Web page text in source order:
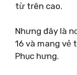
từ trên cao.
Nhưng đây là
16 và mang vẻ
Phục hưng.